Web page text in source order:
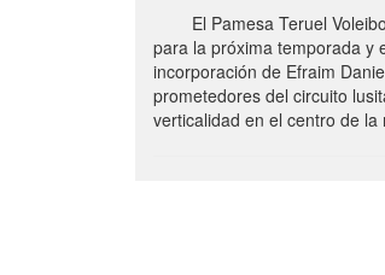
El Pamesa Teruel
para la próxima temporada y
incorporación de Efraim
prometedores del circuito
verticalidad en el centro de la